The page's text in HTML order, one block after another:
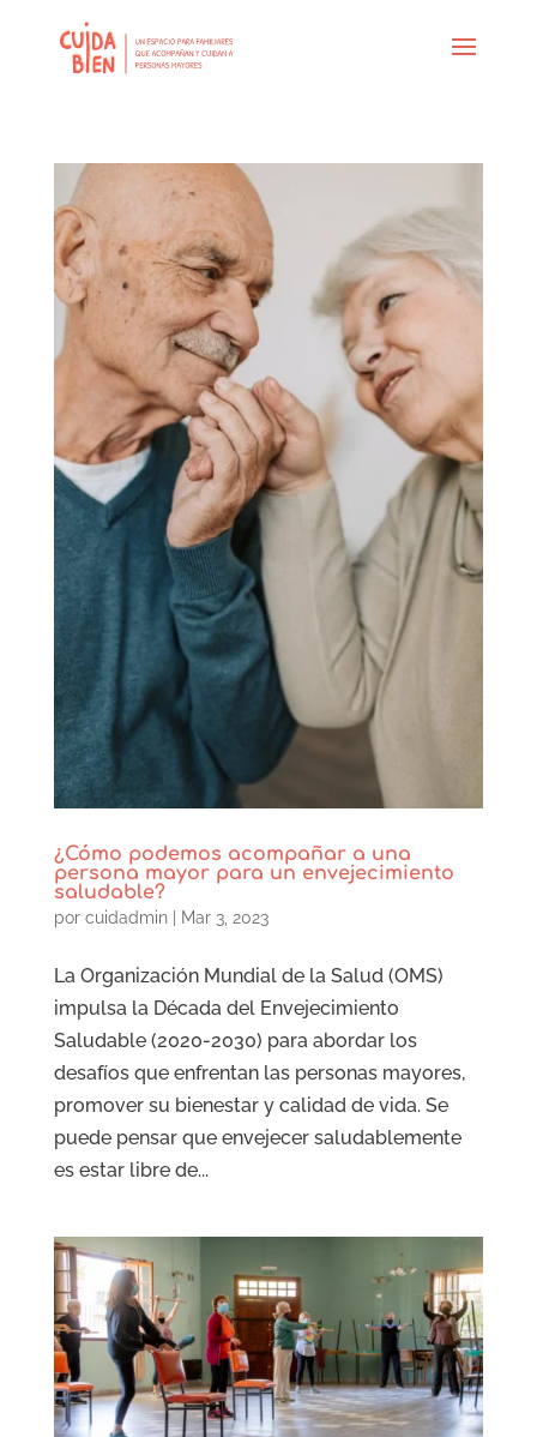
¿Cómo podemos acompañar a una
persona mayor para un envejecimiento
saludable?
por cuidadmin| Mar 3, 2023
La Organización Mundial de la Salud (OMS)
impulsa la Década del Envejecimiento
Saludable (2020-2030) para abordar los
desafíos que enfrentan las personas mayores,
promover su bienestar y calidad de vida. Se
puede pensar que envejecer saludablemente
es estar libre de...